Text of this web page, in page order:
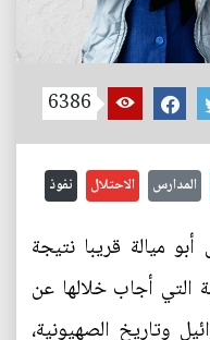
6386
المدارس الاحتلال نفوذ
ميالة قريبا نتيجة
التي أجاب خلالها عن
وتاريخ الصهيونية،